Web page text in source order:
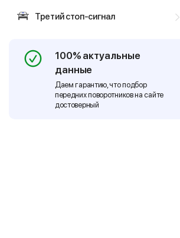
Третий стоп-сигнал
100% актуальные
данные
Даем гарантию, что подбор
передних поворотников на сайте
достоверный